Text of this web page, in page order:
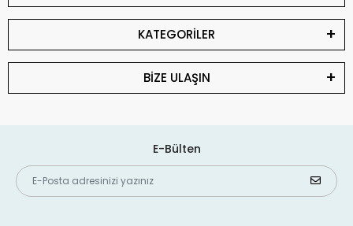
KATEGORİLER
BİZE ULAŞIN
E-Bülten